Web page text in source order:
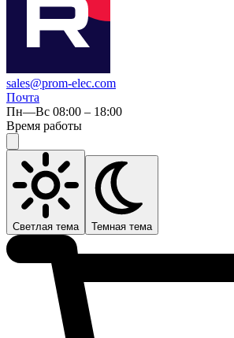
sales@prom-elec.com
Почта
Пн—Вс 08:00 – 18:00
Время работы
Светлая тема Темная тема